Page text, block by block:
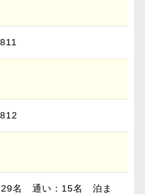
29名 通い：15名 泊ま